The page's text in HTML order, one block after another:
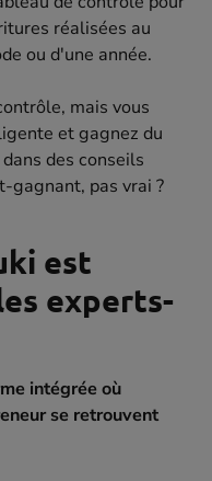
réalisées au
ou d'une année.
mais vous
et gagnez du
des conseils
gagnant, pas vrai ?
est
experts-
intégrée où
se retrouvent